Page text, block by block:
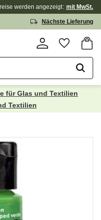
Nächste Lieferung
werden angezeigt mit MwSt.
für Glas und Textilien
Textilien